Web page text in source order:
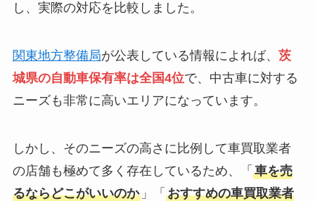
し、実際の対応を比較しました。
関東地方整備局が公表している情報によれば、 茨
城県の自動車保有率は全国4位で、中古車に対する
ニーズも非常に高いエリアになっています。
しかし、そのニーズの高さに比例して車買取業者
の店舗も極めて多く存在しているため、「 車を売
るならどこがいいのか」「 おすすめの車買取業者